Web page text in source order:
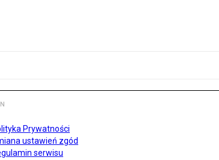
Prywatności
ustawień zgód
serwisu